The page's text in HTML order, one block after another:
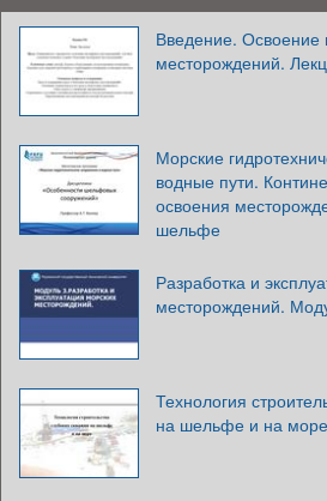
Введение.
месторождений.
Морские
водные пути.
освоения
шельфе
Разработка и
месторождений.
Технология
на шельфе и на море